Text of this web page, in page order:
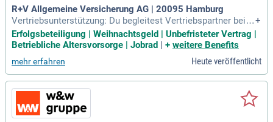
R+V Allgemeine Versicherung AG | 20095 Hamburg
Vertriebsunterstützung: Du begleitest Vertriebspartner bei d
er Beratung und dem Verkauf von Vorsorgeprodukten im ge
hobenen Privat- und Firmenkundengeschäft und stärkst dad
urch den gemeinsamen Vertriebserfolg.
+
Erfolgsbeteiligung | Weihnachtsgeld | Unbefristeter Vertrag |
Betriebliche Altersvorsorge | Jobrad | + weitere Benefits
mehr erfahren Heute veröffentlicht